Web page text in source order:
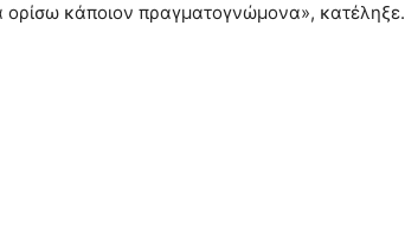
κάποιον πραγματογνώμονα», κατέληξε.